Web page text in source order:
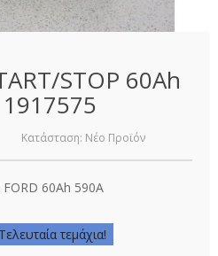
STOP 60Ah
Κατάσταση: Νέο Προϊόν
60Ah 590A
τεμάχια!